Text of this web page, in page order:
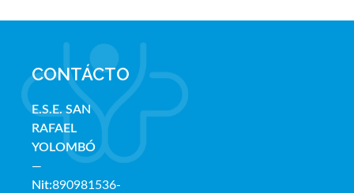
CONTÁCTO
E.S.E. SAN
RAFAEL
YOLOMBÓ
—
Nit:890981536-